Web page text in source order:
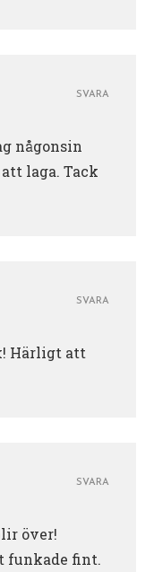
någonsin
laga. Tack
SVARA
Härligt att
SVARA
över!
funkade fint.
SVARA